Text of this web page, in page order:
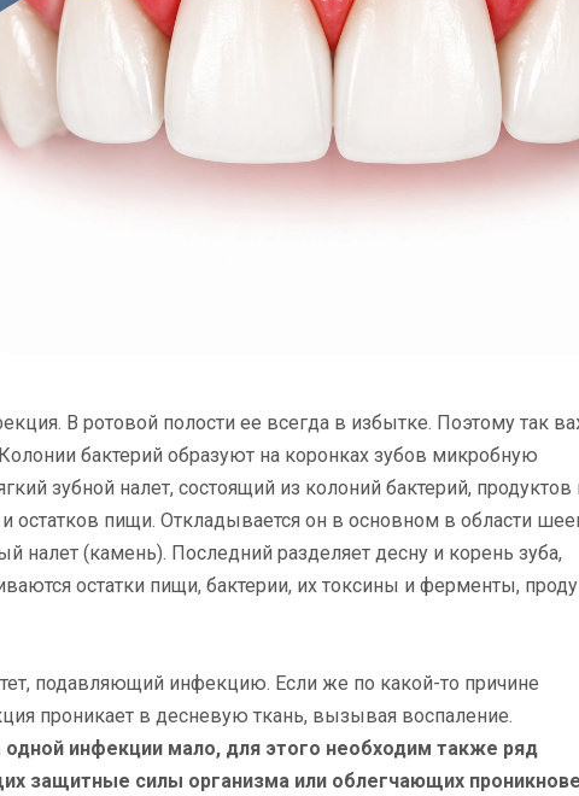
В ротовой полости ее всегда в избытке. Поэтому так
бактерий образуют на коронках зубов микробную
зубной налет, состоящий из колоний бактерий, продуктов
остатков пищи. Откладывается он в основном в области
налет (камень). Последний разделяет десну и корень зуба,
остатки пищи, бактерии, их токсины и ферменты,
подавляющий инфекцию. Если же по какой-то причине
проникает в десневую ткань, вызывая воспаление.
одной инфекции мало, для этого необходим также ряд
защитные силы организма или облегчающих